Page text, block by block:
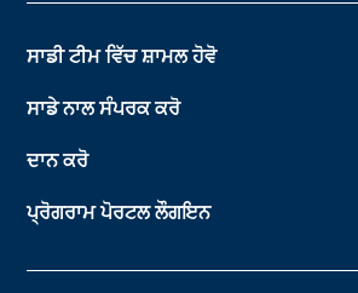
ਸਾਡੀ ਟੀਮ ਵਿੱਚ ਸ਼ਾਮਲ ਹੋਵੋ
ਸਾਡੇ ਨਾਲ ਸੰਪਰਕ ਕਰੋ
ਦਾਨ ਕਰੋ
ਪ੍ਰੋਗਰਾਮ ਪੋਰਟਲ ਲੌਗਇਨ